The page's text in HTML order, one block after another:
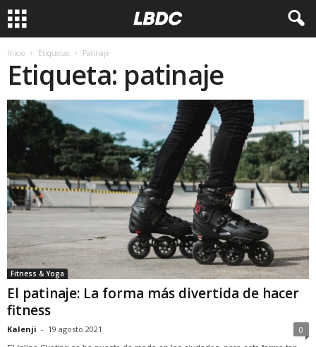
Inicio Etiquetas Patinaje
Etiqueta: patinaje
Fitness & Yoga
El patinaje: La forma más divertida de hacer
fitness
Kalenji - 19 agosto 2021 0